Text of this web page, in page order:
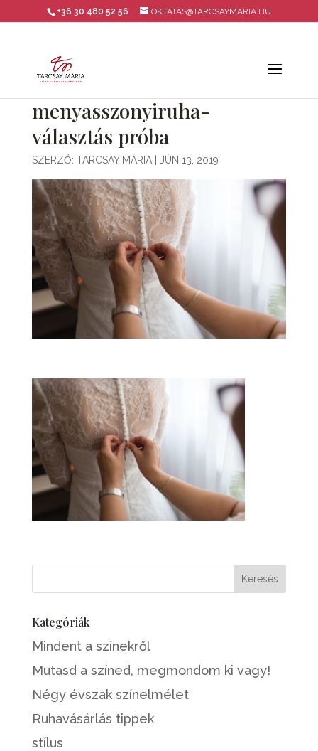
+36 30 480 52 56 OKTATAS@TARCSAYMARIA.HU
menyasszonyiruha-
választás próba
SZERZŐ: TARCSAY MÁRIA| JÚN 13, 2019
Kategóriák
Mindent a színekről
Mutasd a színed, megmondom ki vagy!
Négy évszak színelmélet
Ruhavásárlás tippek
stílus